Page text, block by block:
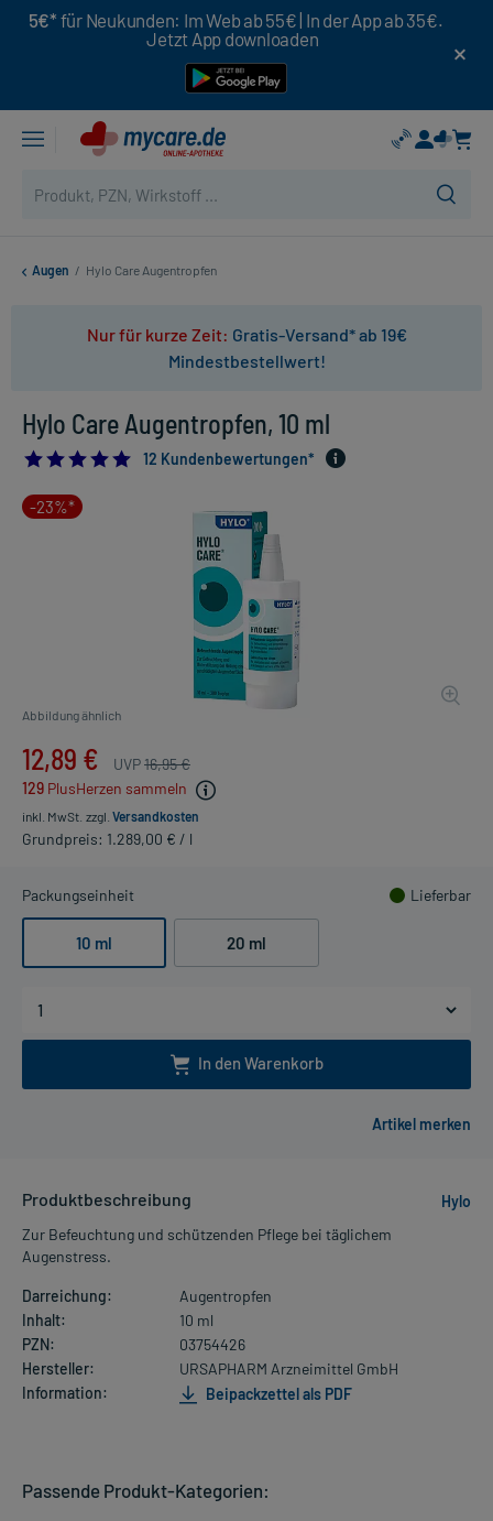
5€* für Neukunden: Im Web ab 55€ | In der App ab 35€.
Jetzt App downloaden
Augen / Hylo Care Augentropfen
Nur für kurze Zeit: Gratis-Versand* ab 19€
Mindestbestellwert!
Hylo Care Augentropfen, 10 ml
4.75
12 Kundenbewertungen*
-23%*
Abbildung ähnlich
12,89 € UVP16,95 €
129 PlusHerzen sammeln
inkl. MwSt. zzgl. Versandkosten
Grundpreis: 1.289,00 € / l
Packungseinheit Lieferbar
10 ml 20 ml
In den Warenkorb
Produktbeschreibung
Hylo
Zur Befeuchtung und schützenden Pflege bei täglichem
Augenstress.
Darreichung:
Augentropfen
Inhalt:
10 ml
PZN:
03754426
Hersteller:
URSAPHARM Arzneimittel GmbH
Information:
Beipackzettel als PDF
Passende Produkt-Kategorien: